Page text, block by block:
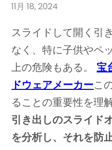
11月 18, 2024
スライドして開く引
なく、特に子供やペ
上の危険もある。 宝
ドウェアメーカーこ
ることの重要性を理
引き出しのスライド
を分析し、それを防